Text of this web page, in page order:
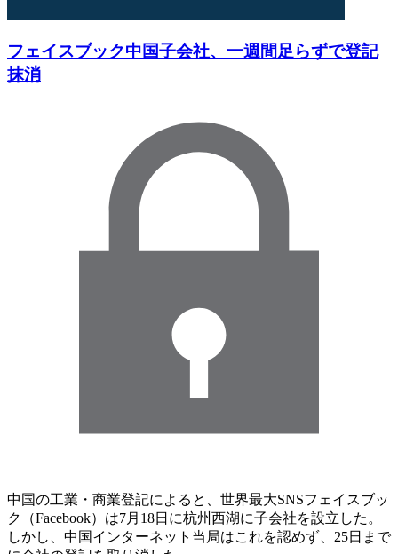
フェイスブック中国子会社、一週間足らずで登記
抹消
中国の工業・商業登記によると、世界最大SNSフェイスブッ
ク（Facebook）は7月18日に杭州西湖に子会社を設立した。
しかし、中国インターネット当局はこれを認めず、25日まで